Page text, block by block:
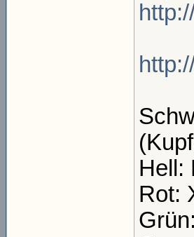
Hell:
Rot: